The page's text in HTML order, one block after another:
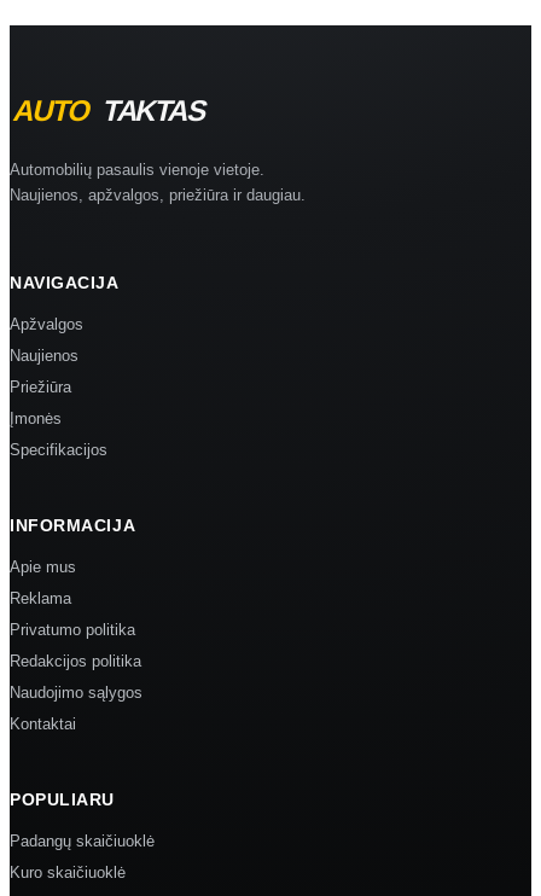
Automobilių pasaulis vienoje vietoje.
Naujienos, apžvalgos, priežiūra ir daugiau.
NAVIGACIJA
Apžvalgos
Naujienos
Priežiūra
Įmonės
Specifikacijos
INFORMACIJA
Apie mus
Reklama
Privatumo politika
Redakcijos politika
Naudojimo sąlygos
Kontaktai
POPULIARU
Padangų skaičiuoklė
Kuro skaičiuoklė